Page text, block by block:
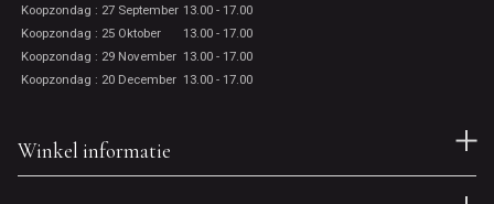
Koopzondag : 27 September 13.00 - 17.00
Koopzondag : 25 Oktober
13.00 - 17.00
Koopzondag : 29 November 13.00 - 17.00
Koopzondag : 20 December 13.00 - 17.00
Winkel informatie